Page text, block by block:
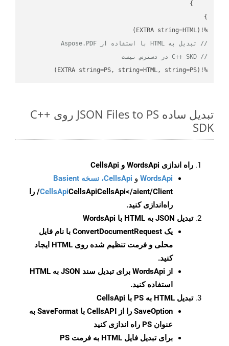
%!(EXTRA string=HTML)
// تبدیل به HTML با استفاده از Aspose.PDF
// C++ SKD در دسترس نیست
%!(EXTRA string=PS, string=HTML, string=PS)
تبدیل ساده JSON Files to PS روی C++
SDK
راه اندازی WordsApi و CellsApi
WordsApi و CellsApi، نسخه Basient
CellsApiCellsApi
CellsApi</aient/Client/ را
راه‌اندازی کنید.
تبدیل JSON به HTML با WordsApi
یک ConvertDocumentRequest با نام فایل
محلی و فرمت تنظیم شده روی HTML ایجاد
کنید.
از WordsApi برای تبدیل سند JSON به HTML
استفاده کنید.
تبدیل HTML به PS با CellsApi
SaveOption
را از CellsAPI با SaveFormat به
عنوان PS راه اندازی کنید
برای تبدیل فایل HTML به فرمت
PS